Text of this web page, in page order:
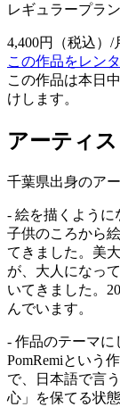
レギュラープラン
4,400円
（税込）/
この作品をレン
この作品は本日
けします。
アーティ
千葉県出身のア
- 絵を描くように
子供のころから
てきました。美
が、大人になっ
いてきました。
んでいます。
- 作品のテーマに
PomRemiという
で、日本語で言
心」を保てる状